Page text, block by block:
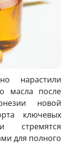
нарастили
масла после
новой
ключевых
стремятся
для полного